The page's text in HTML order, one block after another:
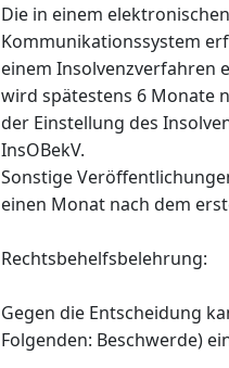
Die in einem
Kommunikationssystem
einem Insolvenzverfahren
wird spätestens 6 Monate
der Einstellung des
InsOBekV.
Sonstige
einen Monat nach dem
Rechtsbehelfsbelehrung:
Gegen die Entscheidung
Folgenden: Beschwerde)